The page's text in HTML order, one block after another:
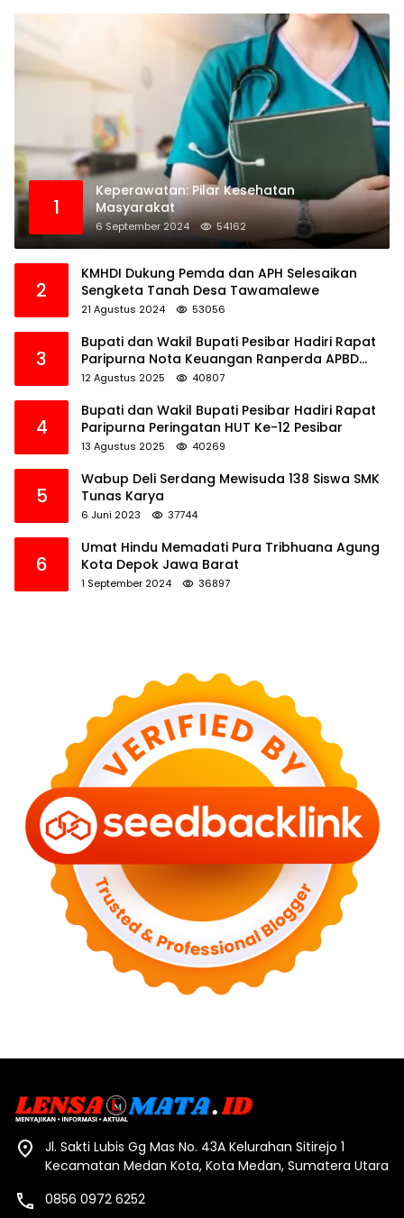
1
Keperawatan: Pilar Kesehatan
Masyarakat
6 September 2024 54162
2
KMHDI Dukung Pemda dan APH Selesaikan
Sengketa Tanah Desa Tawamalewe
21 Agustus 2024 53056
3
Bupati dan Wakil Bupati Pesibar Hadiri Rapat
Paripurna Nota Keuangan Ranperda APBD
Perubahan TA 2025
12 Agustus 2025 40807
4
Bupati dan Wakil Bupati Pesibar Hadiri Rapat
Paripurna Peringatan HUT Ke-12 Pesibar
13 Agustus 2025 40269
5
Wabup Deli Serdang Mewisuda 138 Siswa SMK
Tunas Karya
6 Juni 2023 37744
6
Umat Hindu Memadati Pura Tribhuana Agung
Kota Depok Jawa Barat
1 September 2024 36897
Jl. Sakti Lubis Gg Mas No. 43A Kelurahan Sitirejo 1
Kecamatan Medan Kota, Kota Medan, Sumatera Utara
0856 0972 6252